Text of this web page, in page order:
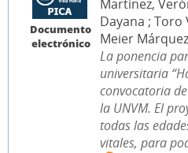
Documento
electrónico
Martínez,
Dayana ; Toro
Meier
La ponencia
universitaria
convocatoria
la UNVM. El
todas las
vitales, para